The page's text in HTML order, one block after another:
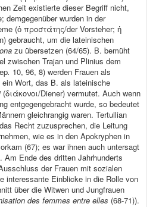
Zeit existierte dieser Begriff nicht,
demgegenüber wurden in der
(ὁ προστάτης/der Vorsteher; ἡ
gebraucht, um die lateinischen
zu übersetzen (64/65). B. bemüht
zwischen Trajan und Plinius dem
. 10, 96, 8) werden Frauen als
ein Wort, das B. als lateinische
(διάκονοι/Diener) vermutet. Auch wenn
entgegengebracht wurde, so bedeutet
gleichrangig waren. Tertullian
Recht zuzusprechen, die Leitung
wie es in den Apokryphen in
(67); es war ihnen auch untersagt
Am Ende des dritten Jahrhunderts
der Frauen mit sozialen
interessante Einblicke in die Rolle von
über die Witwen und Jungfrauen
des femmes entre elles (68-71)).